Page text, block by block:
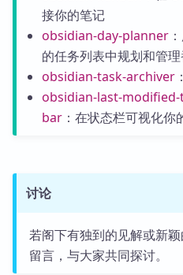
接你的笔记
obsidian-day-planner
的任务列表中规划和管
obsidian-task-archiver
obsidian-last-
bar：在状态栏可视化你
讨论
若阁下有独到的见解或新
留言，与大家共同探讨。